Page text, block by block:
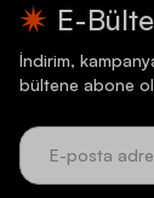
E-
İndirim,
bültene abone